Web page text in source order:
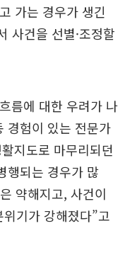
가는 경우가 생긴
사건을 선별·조정할
름에 대한 우려가 나
경험이 있는 전문가
지도로 마무리되던
행되는 경우가 많
약해지고, 사건이
기가 강해졌다”고